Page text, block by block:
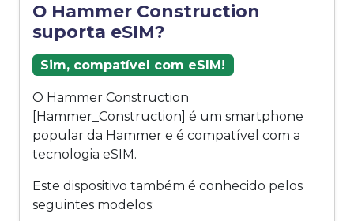
O Hammer Construction
suporta eSIM?
Sim, compatível com eSIM!
O Hammer Construction
[Hammer_Construction] é um smartphone
popular da Hammer e é compatível com a
tecnologia eSIM.
Este dispositivo também é conhecido pelos
seguintes modelos: